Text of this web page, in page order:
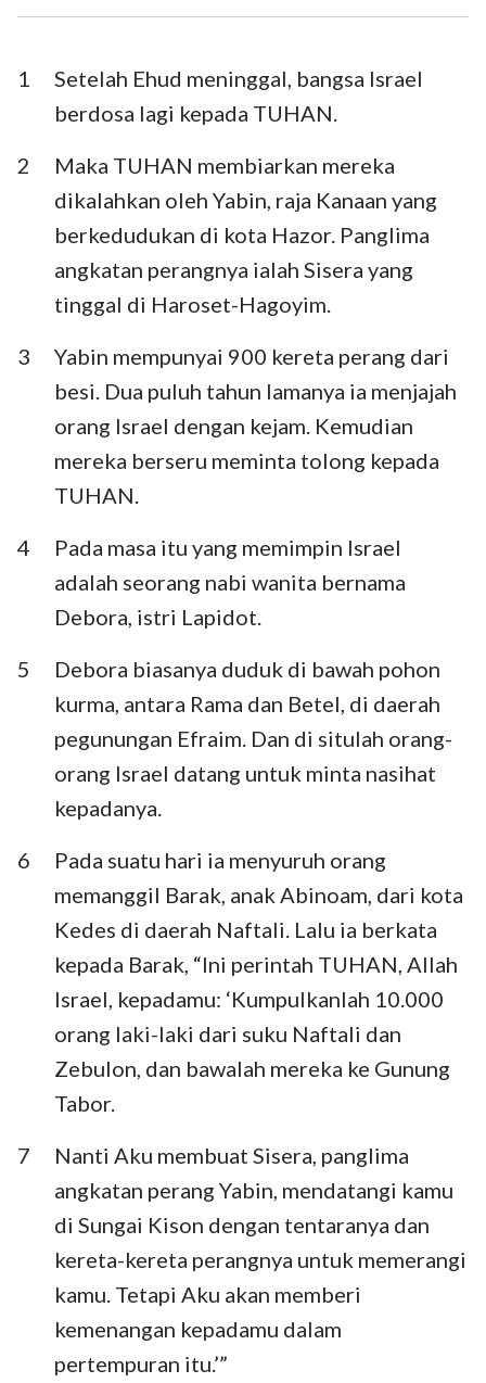
Ezra Nehemia
Ester Ayub
Mazmur Amsal
Pengkhotbah Kidung Agung
Yesaya Yeremia
Ratapan Yehezkiel
Daniel Hosea
Yoel Amos
Obaja Yunus
Mikha Nahum
Habakuk
Hagai Zakharia
Maleakhi
1
Setelah Ehud meninggal, bangsa Israel
berdosa lagi kepada TUHAN.
2
Maka TUHAN membiarkan mereka
dikalahkan oleh Yabin, raja Kanaan yang
berkedudukan di kota Hazor. Panglima
angkatan perangnya ialah Sisera yang
tinggal di Haroset-Hagoyim.
3
Yabin mempunyai 900 kereta perang dari
besi. Dua puluh tahun lamanya ia menjajah
orang Israel dengan kejam. Kemudian
mereka berseru meminta tolong kepada
TUHAN.
4
Pada masa itu yang memimpin Israel
adalah seorang nabi wanita bernama
Debora, istri Lapidot.
5
Debora biasanya duduk di bawah pohon
kurma, antara Rama dan Betel, di daerah
pegunungan Efraim. Dan di situlah orang-
orang Israel datang untuk minta nasihat
kepadanya.
6
Pada suatu hari ia menyuruh orang
memanggil Barak, anak Abinoam, dari kota
Kedes di daerah Naftali. Lalu ia berkata
kepada Barak, “Ini perintah TUHAN, Allah
Israel, kepadamu: ‘Kumpulkanlah 10.000
orang laki-laki dari suku Naftali dan
Zebulon, dan bawalah mereka ke Gunung
Tabor.
7
Nanti Aku membuat Sisera, panglima
angkatan perang Yabin, mendatangi kamu
di Sungai Kison dengan tentaranya dan
kereta-kereta perangnya untuk memerangi
kamu. Tetapi Aku akan memberi
kemenangan kepadamu dalam
pertempuran itu.’”